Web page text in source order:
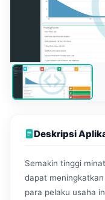
Deskripsi
Semakin tinggi
dapat
para pelaku usaha